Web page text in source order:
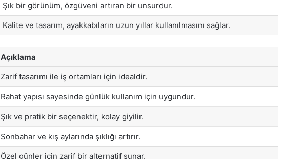
Şık bir görünüm, özgüveni artıran bir unsurdur.
Kalite ve tasarım, ayakkabıların uzun yıllar kullanılmasını sağlar.
Açıklama
Zarif tasarımı ile iş ortamları için idealdir.
Rahat yapısı sayesinde günlük kullanım için uygundur.
Şık ve pratik bir seçenektir, kolay giyilir.
Sonbahar ve kış aylarında şıklığı artırır.
Özel günler için zarif bir alternatif sunar.